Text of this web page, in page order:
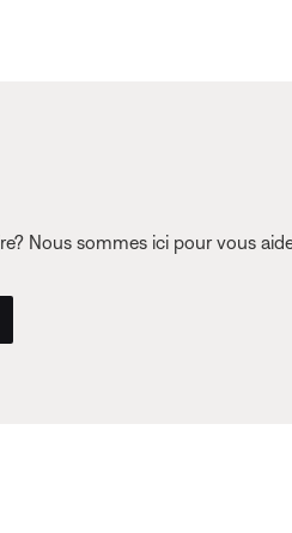
Nous sommes ici pour vous